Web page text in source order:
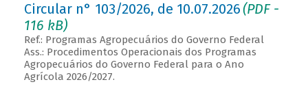
Circular n° 103/2026, de 10.07.2026(PDF -
116 kB)
Ref.: Programas Agropecuários do Governo Federal
Ass.: Procedimentos Operacionais dos Programas
Agropecuários do Governo Federal para o Ano
Agrícola 2026/2027.